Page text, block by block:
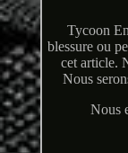
Tycoon
blessure ou
cet article.
Nous
Nous